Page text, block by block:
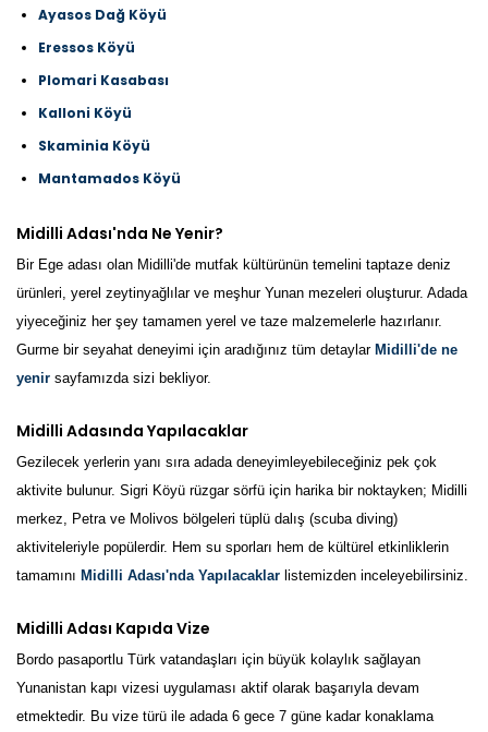
Ayasos Dağ Köyü
Eressos Köyü
Plomari Kasabası
Kalloni Köyü
Skaminia Köyü
Mantamados Köyü
Midilli Adası'nda Ne Yenir?
Bir Ege adası olan Midilli'de mutfak kültürünün temelini taptaze deniz
ürünleri, yerel zeytinyağlılar ve meşhur Yunan mezeleri oluşturur. Adada
yiyeceğiniz her şey tamamen yerel ve taze malzemelerle hazırlanır.
Gurme bir seyahat deneyimi için aradığınız tüm detaylar Midilli'de ne
yenir sayfamızda sizi bekliyor.
Midilli Adasında Yapılacaklar
Gezilecek yerlerin yanı sıra adada deneyimleyebileceğiniz pek çok
aktivite bulunur. Sigri Köyü rüzgar sörfü için harika bir noktayken; Midilli
merkez, Petra ve Molivos bölgeleri tüplü dalış (scuba diving)
aktiviteleriyle popülerdir. Hem su sporları hem de kültürel etkinliklerin
tamamını Midilli Adası'nda Yapılacaklar listemizden inceleyebilirsiniz.
Midilli Adası Kapıda Vize
Bordo pasaportlu Türk vatandaşları için büyük kolaylık sağlayan
Yunanistan kapı vizesi uygulaması aktif olarak başarıyla devam
etmektedir. Bu vize türü ile adada 6 gece 7 güne kadar konaklama